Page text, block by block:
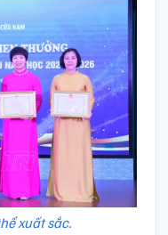
xuất sắc.